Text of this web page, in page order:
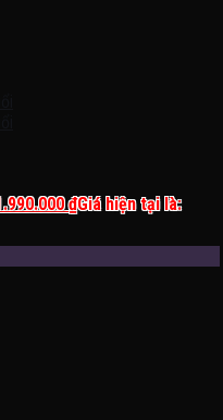
₫Giá hiện tại là: